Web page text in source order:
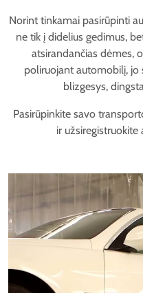
Priekabų remontas
Norint tinkamai pasirūpinti
ne tik į didelius gedimus,
atsirandančias dėmes,
poliruojant automobilį, jo
blizgesys,
Pasirūpinkite savo
ir